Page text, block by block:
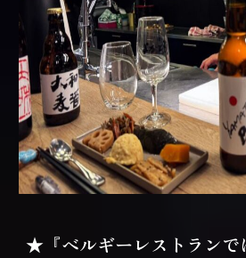
★『ベルギーレストランで